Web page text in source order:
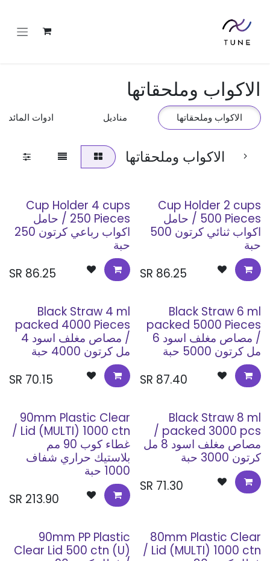
الاكواب وملحقاتها
الاكواب وملحقاتها مناديل ادوات المائدة
الاكواب وملحقاتها
Cup Holder 2 cups
500 Pieces / حامل
اكواب ثنائي كرتون 500
حبة
86.25
Cup Holder 4 cups
250 Pieces / حامل
اكواب رباعي كرتون 250
حبة
86.25
Black Straw 6 ml
packed 5000 Pieces
/ مصاص مغلف اسود 6
مل كرتون 5000 حبة
87.40
Black Straw 4 ml
packed 4000 Pieces
/ مصاص مغلف اسود 4
مل كرتون 4000 حبة
70.15
Black Straw 8 ml
packed 3000 pcs /
مصاص مغلف اسود 8 مل
كرتون 3000 حبة
71.30
90mm Plastic Clear
Lid (MULTI) 1000 ctn /
غطاء كوب 90 مم
بلاستيك حراري شفاف
1000 حبة
213.90
80mm Plastic Clear
Lid (MULTI) 1000 ctn /
90mm PP Plastic
Clear Lid 500 ctn (U)